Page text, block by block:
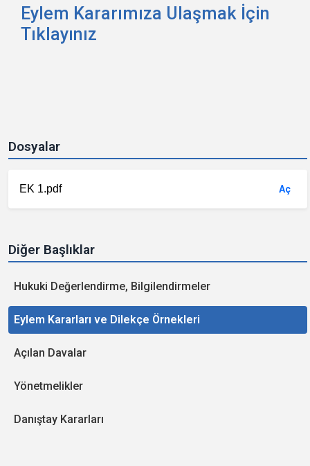
Dosyalar
EK 1.pdf Aç
Diğer Başlıklar
Hukuki Değerlendirme, Bilgilendirmeler
Eylem Kararları ve Dilekçe Örnekleri
Açılan Davalar
Yönetmelikler
Danıştay Kararları
Eylem Kararımıza Ulaşmak İçin
Tıklayınız